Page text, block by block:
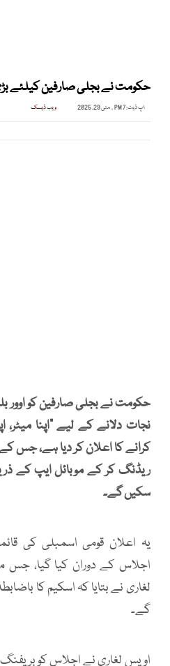
حکومت نے بجلی صارفین کیلئے
اپ ڈیٹ:7 PM , مئی 29, 2025 ویب ڈیسک
حکومت نے بجلی صارفین کو
نجات دلانے کے لیے "اپنا
کرانے کا اعلان کر دیا ہے، جس
ریڈنگ کر کے موبائل ایپ کے
سکیں گے۔
یہ اعلان قومی اسمبلی کی
اجلاس کے دوران کیا گیا، جس
لغاری نے بتایا کہ اسکیم کا
گے۔
اویس لغاری نے اجلاس کو